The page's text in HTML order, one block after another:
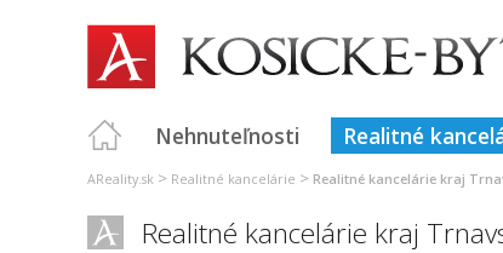
Nehnuteľnosti Realitné
AReality.sk > Realitné kancelárie > Realitné kancelárie kraj
Realitné kancelárie kraj